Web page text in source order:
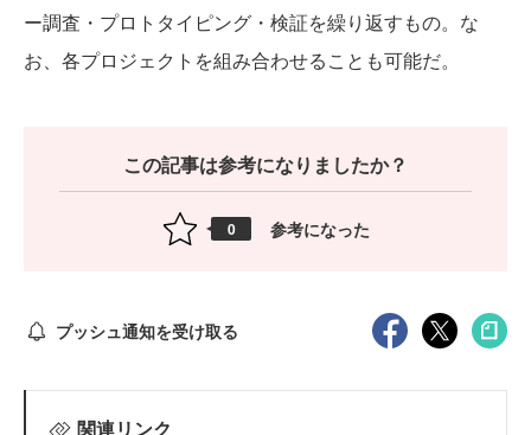
ー調査・プロトタイピング・検証を繰り返すもの。な
お、各プロジェクトを組み合わせることも可能だ。
この記事は参考になりましたか？
0 参考になった
プッシュ通知を受け取る
関連リンク